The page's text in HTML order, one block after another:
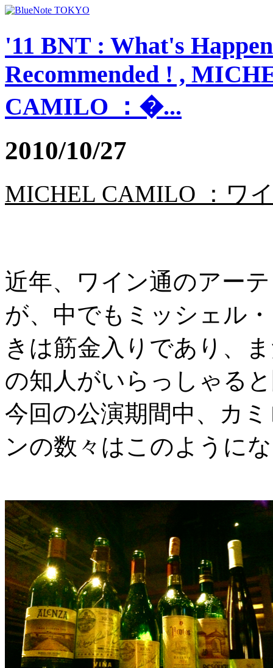
'11 BNT : What's
Recommended ! ,
CAMILO ：�...
2010/10/27
MICHEL CAMILO ：ワ
近年、ワイン通のアー
が、中でもミッシェル
きは筋金入りであり、
の知人がいらっしゃる
今回の公演期間中、カ
ンの数々はこのように